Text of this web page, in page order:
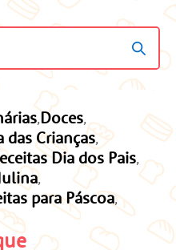
Doces
das Crianças
Dia dos Pais
para Páscoa